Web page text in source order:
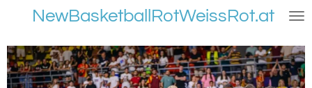
springen
NewBasketballRotWeissRot.at